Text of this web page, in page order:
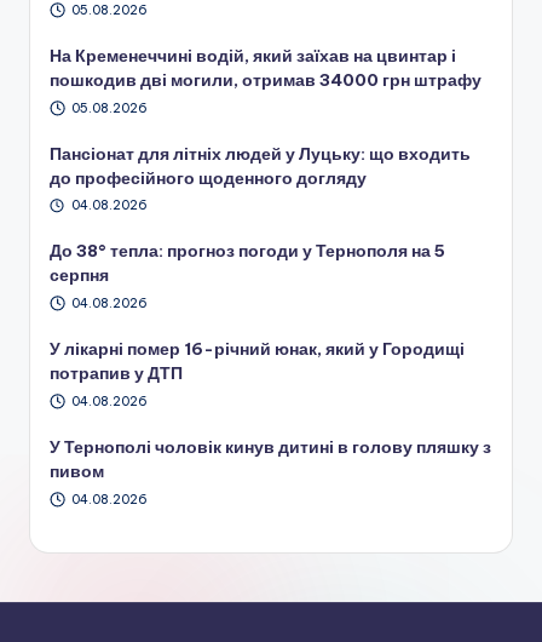
05.08.2026
На Кременеччині водій, який заїхав на цвинтар і
пошкодив дві могили, отримав 34000 грн штрафу
05.08.2026
Пансіонат для літніх людей у Луцьку: що входить
до професійного щоденного догляду
04.08.2026
До 38° тепла: прогноз погоди у Тернополя на 5
серпня
04.08.2026
У лікарні помер 16-річний юнак, який у Городищі
потрапив у ДТП
04.08.2026
У Тернополі чоловік кинув дитині в голову пляшку з
пивом
04.08.2026